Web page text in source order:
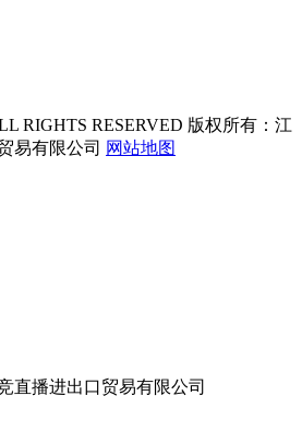
RIGHTS RESERVED 版权所有：江
易有限公司 网站地图
直播进出口贸易有限公司